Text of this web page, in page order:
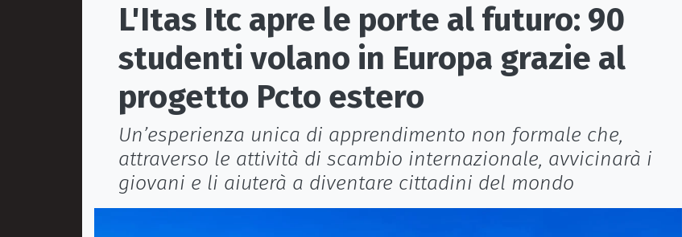
L'Itas Itc apre le porte al futuro: 90
studenti volano in Europa grazie al
progetto Pcto estero
Un’esperienza unica di apprendimento non formale che,
attraverso le attività di scambio internazionale, avvicinarà i
giovani e li aiuterà a diventare cittadini del mondo